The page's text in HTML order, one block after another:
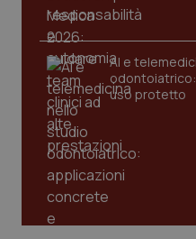
AI e
uso protetto
session-id
_ga